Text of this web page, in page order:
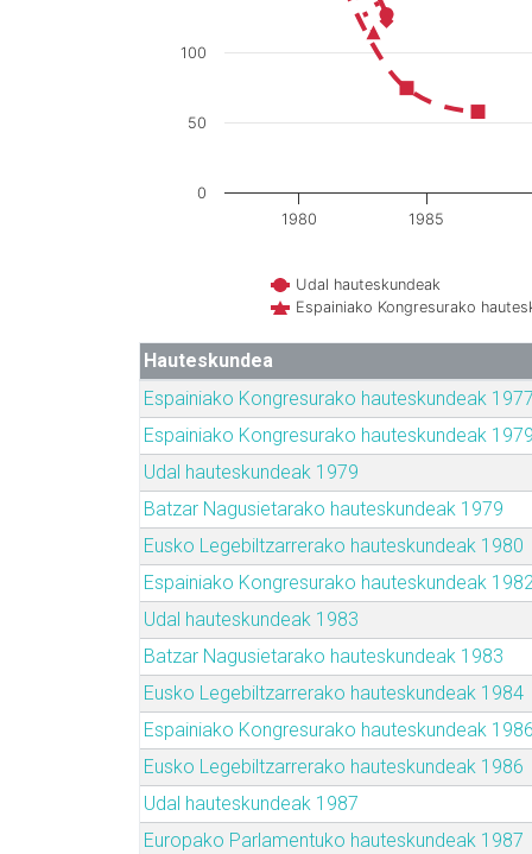
Udal hauteskundeak
Espainiako Kongresurako
1980 1985
0
50
100
Hauteskundea
Espainiako Kongresurako hauteskundeak 1977
Espainiako Kongresurako hauteskundeak 1979
Udal hauteskundeak 1979
Batzar Nagusietarako hauteskundeak 1979
Eusko Legebiltzarrerako hauteskundeak 1980
Espainiako Kongresurako hauteskundeak
Udal hauteskundeak 1983
Batzar Nagusietarako hauteskundeak 1983
Eusko Legebiltzarrerako hauteskundeak 1984
Espainiako Kongresurako hauteskundeak 1986
Eusko Legebiltzarrerako hauteskundeak 1986
Udal hauteskundeak 1987
Europako Parlamentuko hauteskundeak 1987